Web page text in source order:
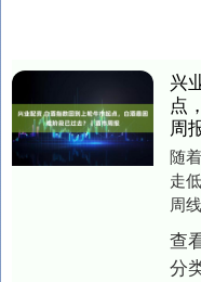
兴
点
周
随
走
周
关
高
查
分